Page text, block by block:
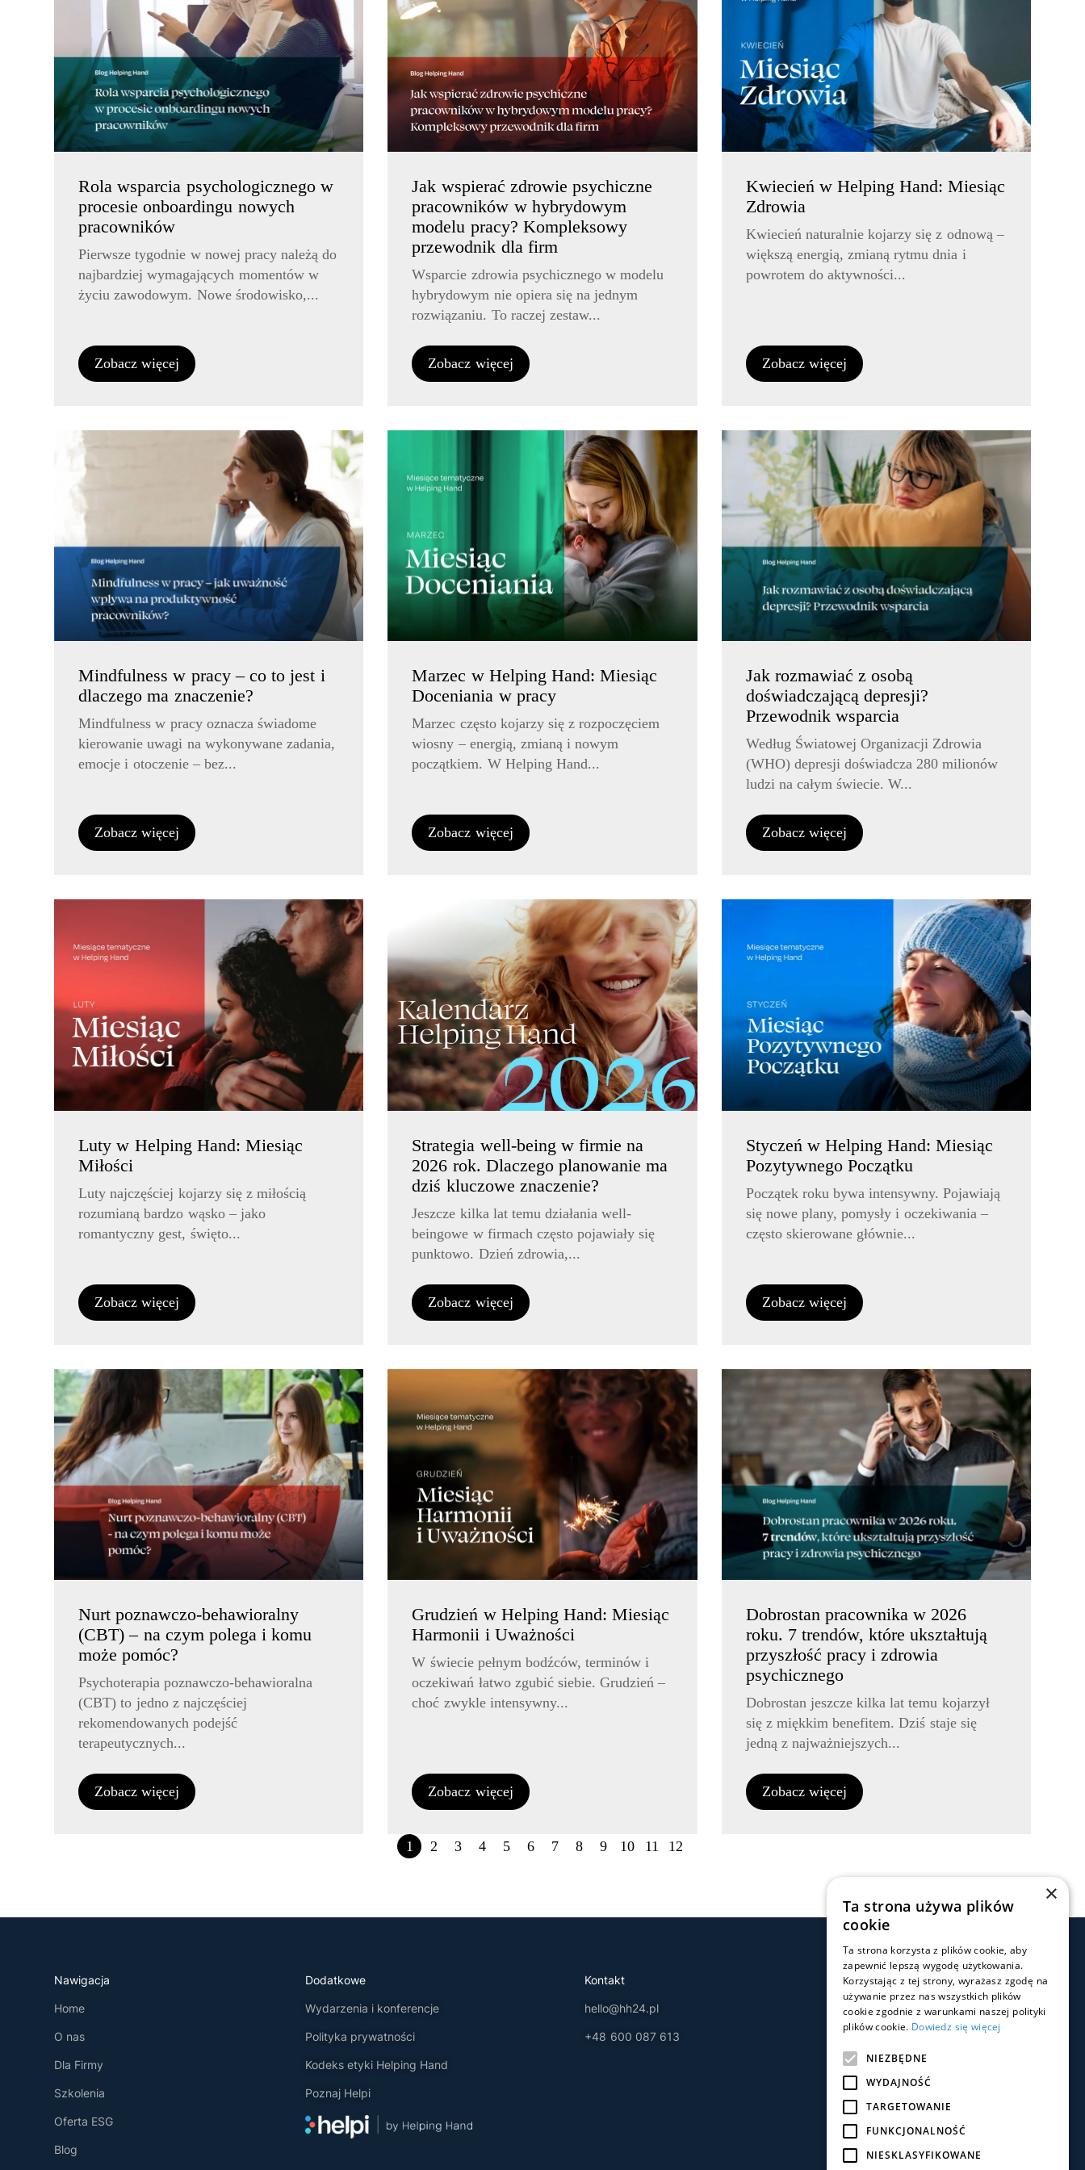
Rola wsparcia psychologicznego w
procesie onboardingu nowych
pracowników
Pierwsze tygodnie w nowej pracy należą do
najbardziej wymagających momentów w
życiu zawodowym. Nowe środowisko,...
Zobacz więcej
Jak wspierać zdrowie psychiczne
pracowników w hybrydowym
modelu pracy? Kompleksowy
przewodnik dla firm
Wsparcie zdrowia psychicznego w modelu
hybrydowym nie opiera się na jednym
rozwiązaniu. To raczej zestaw...
Zobacz więcej
Kwiecień w Helping Hand: Miesiąc
Zdrowia
Kwiecień naturalnie kojarzy się z odnową –
większą energią, zmianą rytmu dnia i
powrotem do aktywności...
Zobacz więcej
Mindfulness w pracy – co to jest i
dlaczego ma znaczenie?
Mindfulness w pracy oznacza świadome
kierowanie uwagi na wykonywane zadania,
emocje i otoczenie – bez...
Zobacz więcej
Marzec w Helping Hand: Miesiąc
Doceniania w pracy
Marzec często kojarzy się z rozpoczęciem
wiosny – energią, zmianą i nowym
początkiem. W Helping Hand...
Zobacz więcej
Jak rozmawiać z osobą
doświadczającą depresji?
Przewodnik wsparcia
Według Światowej Organizacji Zdrowia
(WHO) depresji doświadcza 280 milionów
ludzi na całym świecie. W...
Zobacz więcej
Luty w Helping Hand: Miesiąc
Miłości
Luty najczęściej kojarzy się z miłością
rozumianą bardzo wąsko – jako
romantyczny gest, święto...
Zobacz więcej
Strategia well-being w firmie na
2026 rok. Dlaczego planowanie ma
dziś kluczowe znaczenie?
Jeszcze kilka lat temu działania well-
beingowe w firmach często pojawiały się
punktowo. Dzień zdrowia,...
Zobacz więcej
Styczeń w Helping Hand: Miesiąc
Pozytywnego Początku
Początek roku bywa intensywny. Pojawiają
się nowe plany, pomysły i oczekiwania –
często skierowane głównie...
Zobacz więcej
Nurt poznawczo-behawioralny
(CBT) – na czym polega i komu
może pomóc?
Psychoterapia poznawczo-behawioralna
(CBT) to jedno z najczęściej
rekomendowanych podejść
terapeutycznych...
Zobacz więcej
Grudzień w Helping Hand: Miesiąc
Harmonii i Uważności
W świecie pełnym bodźców, terminów i
oczekiwań łatwo zgubić siebie. Grudzień –
choć zwykle intensywny...
Zobacz więcej
Dobrostan pracownika w 2026
roku. 7 trendów, które ukształtują
przyszłość pracy i zdrowia
psychicznego
Dobrostan jeszcze kilka lat temu kojarzył
się z miękkim benefitem. Dziś staje się
jedną z najważniejszych...
Zobacz więcej
1 2 3 4 5 6 7 8 9 10 11 12
Nawigacja
Home
O nas
Dla Firmy
Szkolenia
Oferta ESG
Blog
Dodatkowe
Wydarzenia i konferencje
Polityka prywatności
Kodeks etyki Helping Hand
Poznaj Helpi
Kontakt
hello@hh24.pl
+48 600 087 613
Social Media
Pobierz aplikację
×
Ta strona używa plików
cookie
Ta strona korzysta z plików cookie, aby
zapewnić lepszą wygodę użytkowania.
Korzystając z tej strony, wyrażasz zgodę na
używanie przez nas wszystkich plików
cookie zgodnie z warunkami naszej polityki
plików cookie. Dowiedz się więcej
NIEZBĘDNE
WYDAJNOŚĆ
TARGETOWANIE
FUNKCJONALNOŚĆ
NIESKLASYFIKOWANE